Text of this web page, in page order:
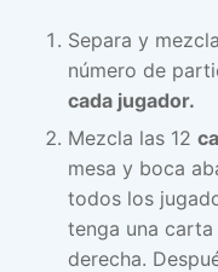
Separa y
número de
cada jugador.
Mezcla las 12
mesa y boca
todos los
tenga una
derecha.